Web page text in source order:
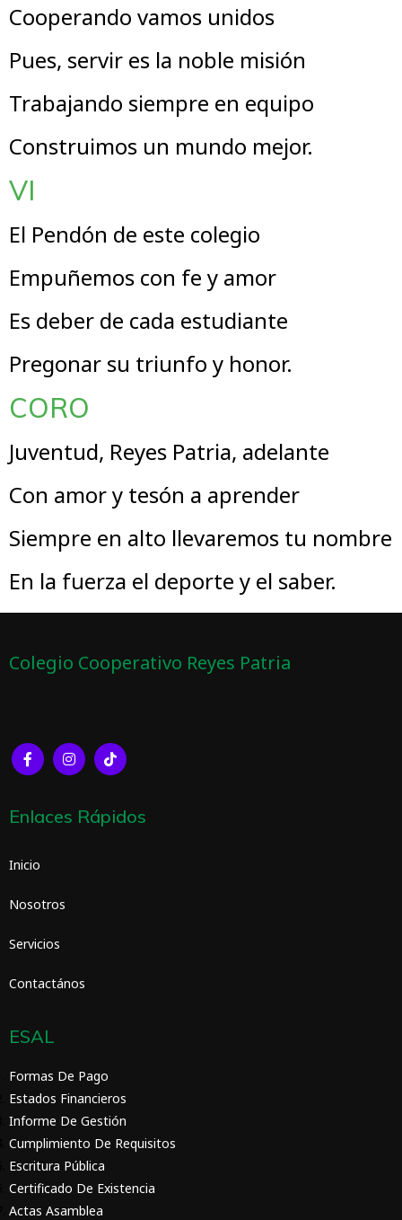
Cooperando vamos unidos
Pues, servir es la noble misión
Trabajando siempre en equipo
Construimos un mundo mejor.
VI
El Pendón de este colegio
Empuñemos con fe y amor
Es deber de cada estudiante
Pregonar su triunfo y honor.
CORO
Juventud, Reyes Patria, adelante
Con amor y tesón a aprender
Siempre en alto llevaremos tu nombre
En la fuerza el deporte y el saber.
Colegio Cooperativo Reyes Patria
Enlaces Rápidos
Inicio
Nosotros
Servicios
Contactános
ESAL
Formas De Pago
Estados Financieros
Informe De Gestión
Cumplimiento De Requisitos
Escritura Pública
Certificado De Existencia
Actas Asamblea